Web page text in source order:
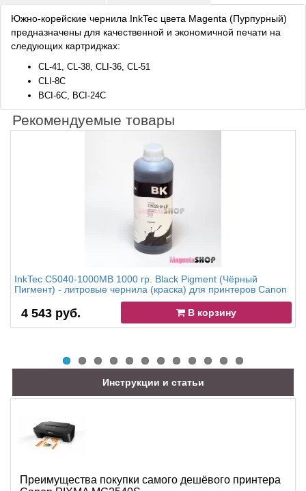
Южно-корейские чернила InkTec цвета Magenta (Пурпурный)
предназначены для качественной и экономичной печати на
следующих картриджах:
CL-41, CL-38, CLI-36, CL-51
CLI-8C
BCI-6C, BCI-24C
Рекомендуемые товары
InkTec C5040-1000MB 1000 гр. Black Pigment (Чёрный
Пигмент) - литровые чернила (краска) для принтеров Canon
4 543 руб. В корзину
Инструкции и статьи
Преимущества покупки самого дешёвого принтера